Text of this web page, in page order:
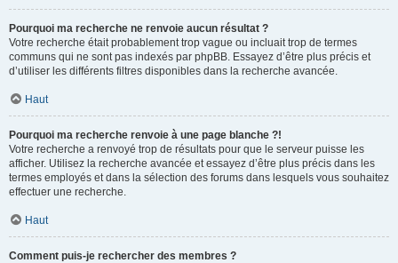
Pourquoi ma recherche ne renvoie aucun résultat ?
Votre recherche était probablement trop vague ou incluait trop de termes
communs qui ne sont pas indexés par phpBB. Essayez d’être plus précis et
d’utiliser les différents filtres disponibles dans la recherche avancée.
Haut
Pourquoi ma recherche renvoie à une page blanche ?!
Votre recherche a renvoyé trop de résultats pour que le serveur puisse les
afficher. Utilisez la recherche avancée et essayez d’être plus précis dans les
termes employés et dans la sélection des forums dans lesquels vous souhaitez
effectuer une recherche.
Haut
Comment puis-je rechercher des membres ?